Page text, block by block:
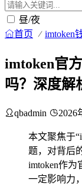
昼/夜
首页 imtoken
imtoken官
吗？深度解
qbadmin 2026
本文聚焦于
题，对背后
imtoken作
一定影响力